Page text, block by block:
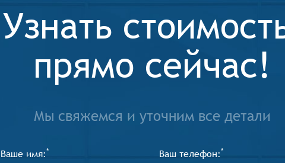
Узнать
прямо сейчас!
Мы свяжемся и уточним все детали
Ваше имя:* Ваш телефон:*